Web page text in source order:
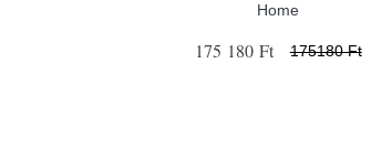
Home
175 180 Ft 175180 Ft